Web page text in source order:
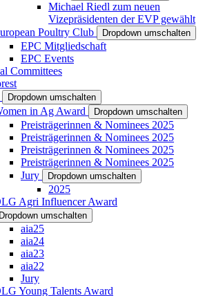
Michael Riedl zum neuen
Vizepräsidenten der EVP gewählt
Poultry Club
Dropdown umschalten
EPC Mitgliedschaft
EPC Events
Committees
Dropdown umschalten
in Ag Award Dropdown umschalten
Preisträgerinnen & Nominees 2025
Preisträgerinnen & Nominees 2025
Preisträgerinnen & Nominees 2025
Preisträgerinnen & Nominees 2025
Jury
Dropdown umschalten
2025
Agri Influencer Award
Dropdown umschalten
aia25
aia24
aia23
aia22
Jury
Young Talents Award